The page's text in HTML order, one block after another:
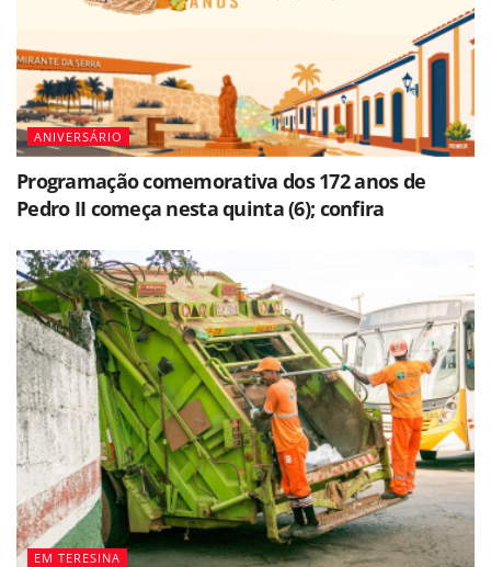
ANIVERSÁRIO
Programação comemorativa dos 172 anos de
Pedro II começa nesta quinta (6); confira
EM TERESINA